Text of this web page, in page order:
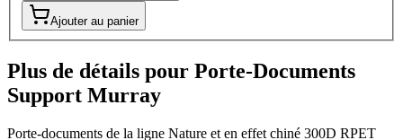
Ajouter au panier
Plus de détails pour Porte-Documents
Support Murray
Porte-documents de la ligne Nature et en effet chiné 300D RPET